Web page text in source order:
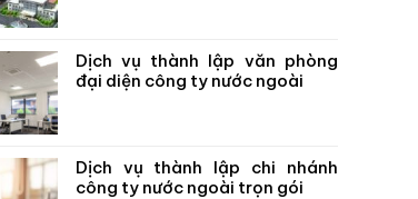
Dịch vụ thành lập văn phòng
đại diện công ty nước ngoài
Dịch vụ thành lập chi nhánh
công ty nước ngoài trọn gói